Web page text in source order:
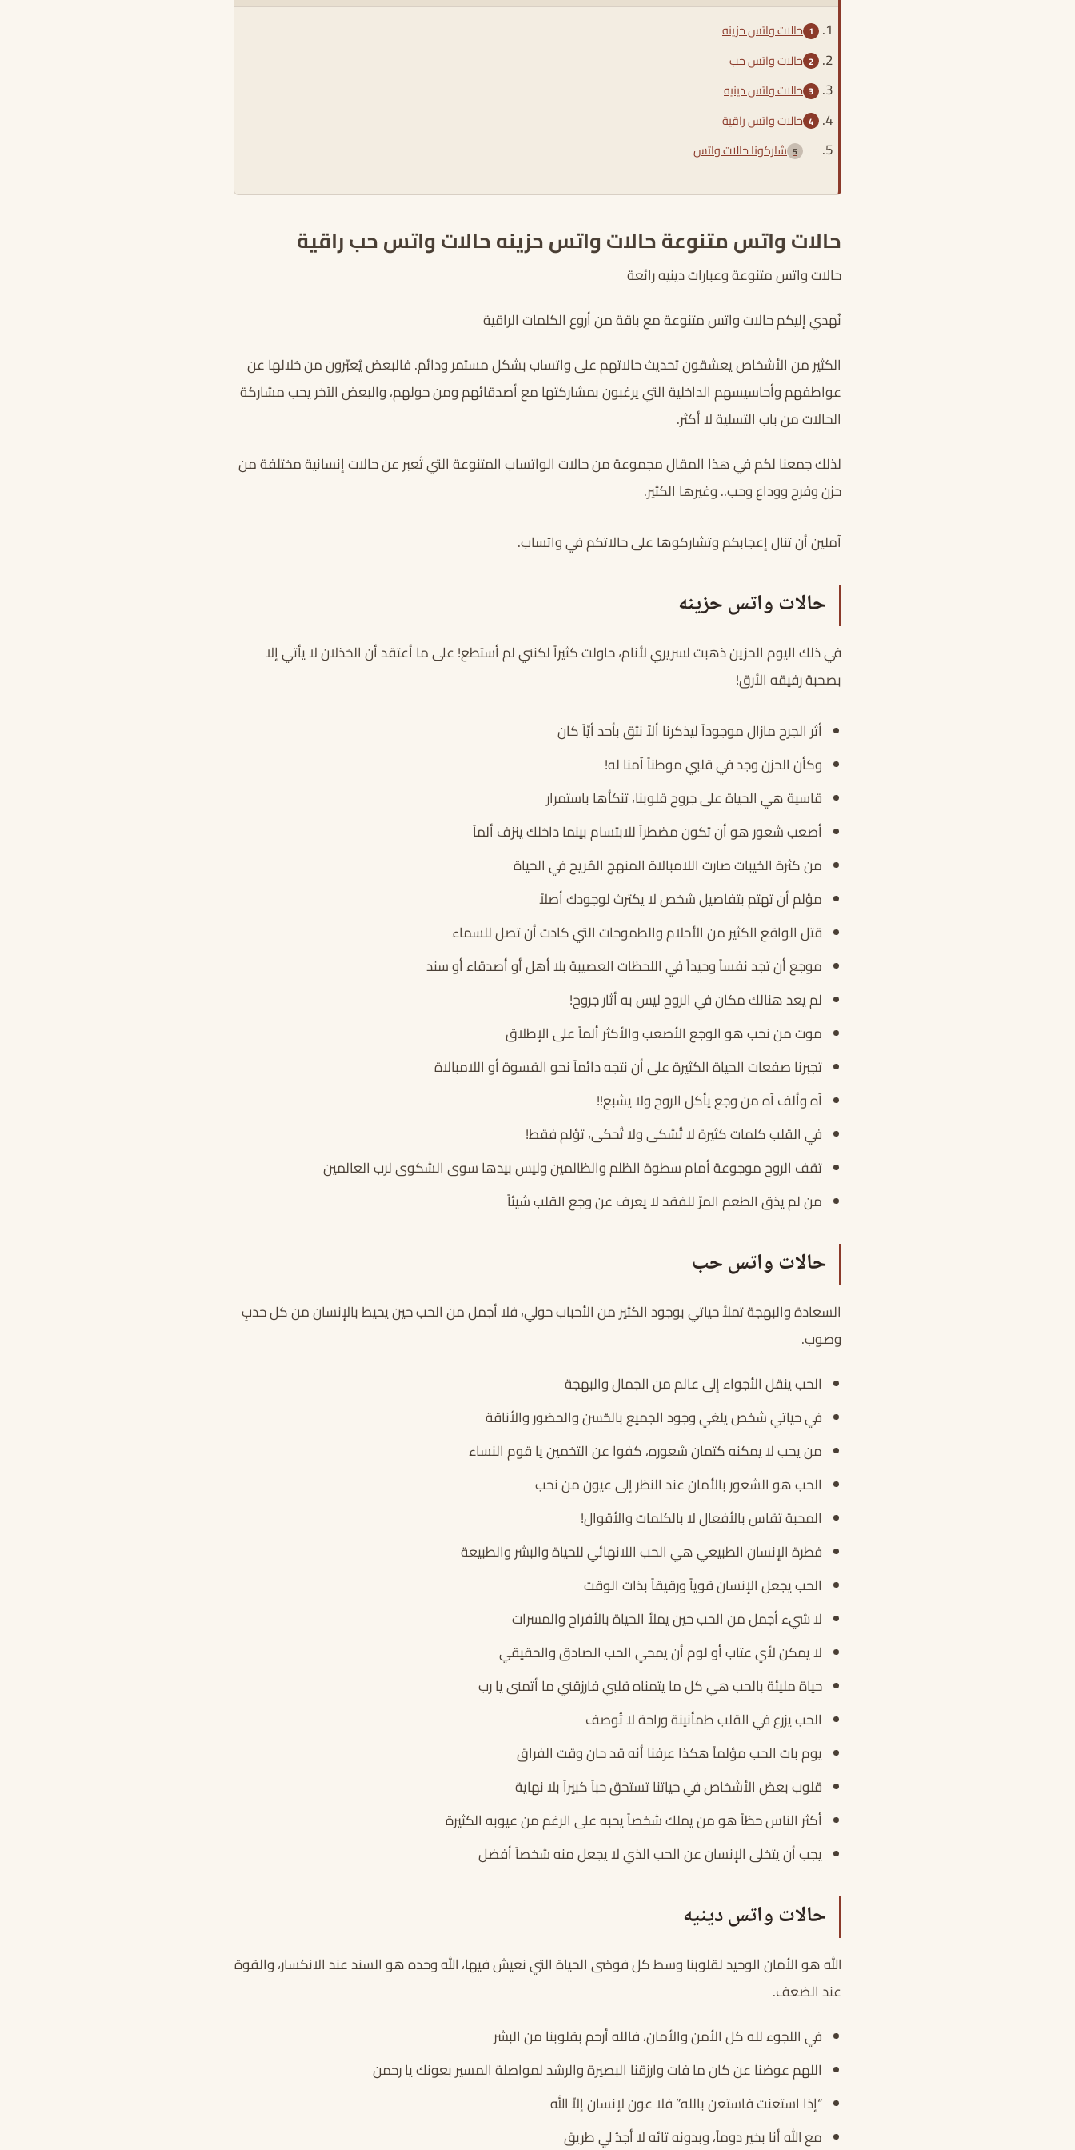
حالات واتس حزينه
حالات واتس حب
حالات واتس دينيه
حالات واتس راقية
شاركونا حالات واتس
حالات واتس متنوعة حالات واتس حزينه حالات واتس حب راقية
حالات واتس متنوعة وعبارات دينيه رائعة
نُهدي إليكم حالات واتس متنوعة مع باقة من أروع الكلمات الراقية
الكثير من الأشخاص يعشقون تحديث حالاتهم على واتساب بشكل مستمر ودائم. فالبعض يُعبّرون من خلالها عن
عواطفهم وأحاسيسهم الداخلية التي يرغبون بمشاركتها مع أصدقائهم ومن حولهم، والبعض الآخر يحب مشاركة
الحالات من باب التسلية لا أكثر.
لذلك جمعنا لكم في هذا المقال مجموعة من حالات الواتساب المتنوعة التي تُعبر عن حالات إنسانية مختلفة من
حزن وفرح ووداع وحب.. وغيرها الكثير.
آملين أن تنال إعجابكم وتشاركوها على حالاتكم في واتساب.
حالات واتس حزينه
في ذلك اليوم الحزين ذهبت لسريري لأنام، حاولت كثيراً لكنني لم أستطع! على ما أعتقد أن الخذلان لا يأتي إلا
بصحبة رفيقه الأرق!
أثر الجرح مازال موجوداً ليذكرنا ألاّ نثق بأحد أيّاً كان
وكأن الحزن وجد في قلبي موطناً آمنا له!
قاسية هي الحياة على جروح قلوبنا، تنكأها باستمرار
أصعب شعور هو أن تكون مضطراً للابتسام بينما داخلك ينزف ألماً
من كثرة الخيبات صارت اللامبالاة المنهج المُريح في الحياة
مؤلم أن تهتم بتفاصيل شخص لا يكترث لوجودك أصلاً
قتل الواقع الكثير من الأحلام والطموحات التي كادت أن تصل للسماء
موجع أن تجد نفساً وحيداً في اللحظات العصيبة بلا أهل أو أصدقاء أو سند
لم يعد هنالك مكان في الروح ليس به أثار جروح!
موت من نحب هو الوجع الأصعب والأكثر ألماً على الإطلاق
تجبرنا صفعات الحياة الكثيرة على أن نتجه دائماً نحو القسوة أو اللامبالاة
آه وألف آه من وجع يأكل الروح ولا يشبع!!
في القلب كلمات كثيرة لا تُشكى ولا تُحكى، تؤلم فقط!
تقف الروح موجوعة أمام سطوة الظلم والظالمين وليس بيدها سوى الشكوى لرب العالمين
من لم يذق الطعم المرّ للفقد لا يعرف عن وجع القلب شيئاً
حالات واتس حب
السعادة والبهجة تملأ حياتي بوجود الكثير من الأحباب حولي، فلا أجمل من الحب حين يحيط بالإنسان من كل حدبٍ
وصوب.
الحب ينقل الأجواء إلى عالم من الجمال والبهجة
في حياتي شخص يلغي وجود الجميع بالحُسن والحضور والأناقة
من يحب لا يمكنه كتمان شعوره، كفوا عن التخمين يا قوم النساء
الحب هو الشعور بالأمان عند النظر إلى عيون من نحب
المحبة تقاس بالأفعال لا بالكلمات والأقوال!
فطرة الإنسان الطبيعي هي الحب اللانهائي للحياة والبشر والطبيعة
الحب يجعل الإنسان قوياً ورقيقاً بذات الوقت
لا شيء أجمل من الحب حين يملأ الحياة بالأفراح والمسرات
لا يمكن لأي عتاب أو لوم أن يمحي الحب الصادق والحقيقي
حياة مليئة بالحب هي كل ما يتمناه قلبي فارزقني ما أتمنى يا رب
الحب يزرع في القلب طمأنينة وراحة لا تُوصف
يوم بات الحب مؤلماً هكذا عرفنا أنه قد حان وقت الفراق
قلوب بعض الأشخاص في حياتنا تستحق حباً كبيراً بلا نهاية
أكثر الناس حظاً هو من يملك شخصاً يحبه على الرغم من عيوبه الكثيرة
يجب أن يتخلى الإنسان عن الحب الذي لا يجعل منه شخصاً أفضل
حالات واتس دينيه
الله هو الأمان الوحيد لقلوبنا وسط كل فوضى الحياة التي نعيش فيها، الله وحده هو السند عند الانكسار، والقوة
عند الضعف.
في اللجوء لله كل الأمن والأمان، فالله أرحم بقلوبنا من البشر
اللهم عوضنا عن كان ما فات وارزقنا البصيرة والرشد لمواصلة المسير بعونك يا رحمن
“إذا استعنت فاستعن بالله” فلا عون لإنسان إلاّ الله
مع الله أنا بخير دوماً، وبدونه تائه لا أجدُ لي طريق